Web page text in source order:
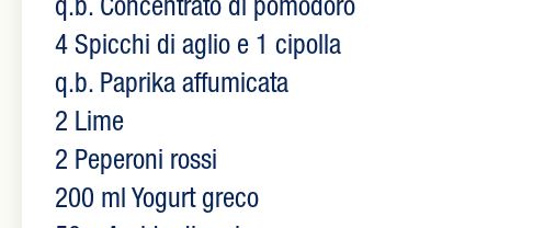
q.b. Concentrato di pomodoro
4 Spicchi di aglio e 1 cipolla
q.b. Paprika affumicata
2 Lime
2 Peperoni rossi
200 ml Yogurt greco